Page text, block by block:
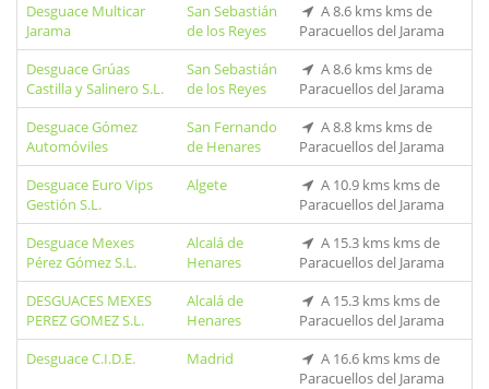
Desguace Multicar
Jarama
San Sebastián
de los Reyes
A 8.6 kms kms de
Paracuellos del Jarama
Desguace Grúas
Castilla y Salinero S.L.
San Sebastián
de los Reyes
A 8.6 kms kms de
Paracuellos del Jarama
Desguace Gómez
Automóviles
San Fernando
de Henares
A 8.8 kms kms de
Paracuellos del Jarama
Desguace Euro Vips
Gestión S.L.
Algete
A 10.9 kms kms de
Paracuellos del Jarama
Desguace Mexes
Pérez Gómez S.L.
Alcalá de
Henares
A 15.3 kms kms de
Paracuellos del Jarama
DESGUACES MEXES
PEREZ GOMEZ S.L.
Alcalá de
Henares
A 15.3 kms kms de
Paracuellos del Jarama
Desguace C.I.D.E.
Madrid
A 16.6 kms kms de
Paracuellos del Jarama